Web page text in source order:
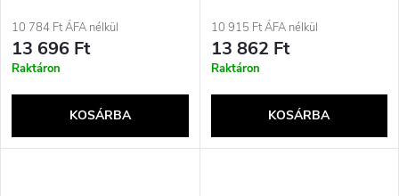
10 784 Ft ÁFA nélkül
13 696 Ft
Raktáron
KOSÁRBA
10 915 Ft ÁFA nélkül
13 862 Ft
Raktáron
KOSÁRBA